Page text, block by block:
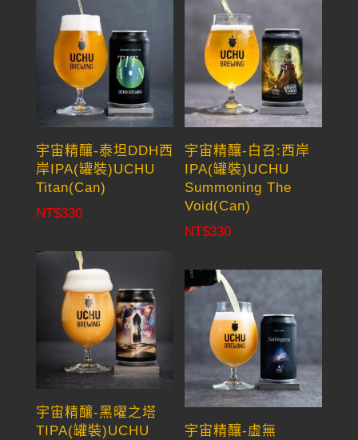
宇宙精釀-泰坦DDH西
岸IPA(罐裝)UCHU
Titan(Can)
NT$330
宇宙精釀-白召:西岸
IPA(罐裝)UCHU
Summoning The
Void(Can)
NT$330
宇宙精釀-黑曜之塔
TIPA(罐裝)UCHU
宇宙精釀-虛無